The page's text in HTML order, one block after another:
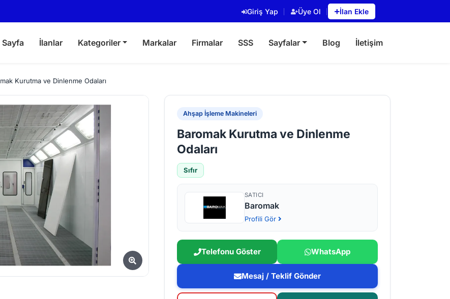
Giriş Yap Üye Ol İlan Ekle
İlanlar Kategoriler Markalar Firmalar SSS Sayfalar Blog İletişim
Kurutma ve Dinlenme Odaları
Ahşap İşleme Makineleri
Baromak Kurutma ve Dinlenme
Odaları
Sıfır
SATICI
Baromak
Profili Gör
Telefonu Göster WhatsApp
Mesaj / Teklif Gönder